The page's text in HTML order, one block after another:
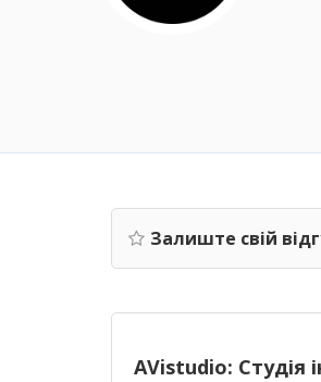
Залиште свій
AVistudio: Студія